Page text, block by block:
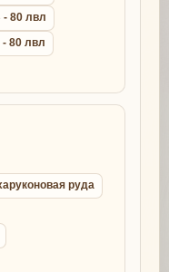
- 80 лвл
- 80 лвл
руда